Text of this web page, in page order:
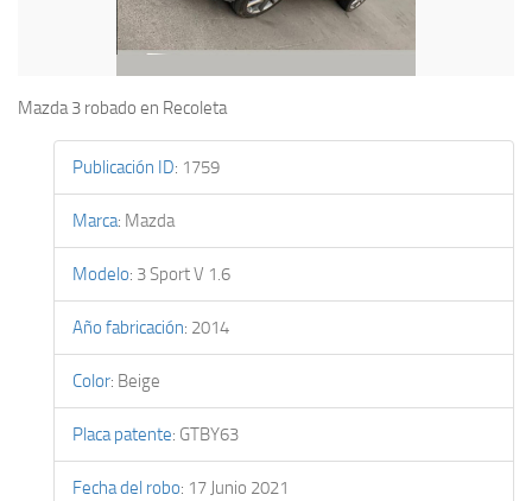
Mazda 3 robado en Recoleta
Publicación ID: 1759
Marca: Mazda
Modelo: 3 Sport V 1.6
Año fabricación: 2014
Color: Beige
Placa patente: GTBY63
Fecha del robo: 17 Junio 2021